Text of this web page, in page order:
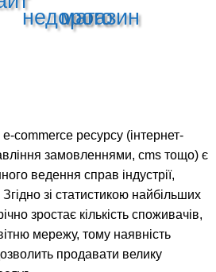
e-commerce ресурсу (інтернет-
замовленнями, cms тощо) є
ведення справ індустрії,
Згідно зі статистикою найбільших
зростає кількість споживачів,
мережу, тому наявність
продавати велику